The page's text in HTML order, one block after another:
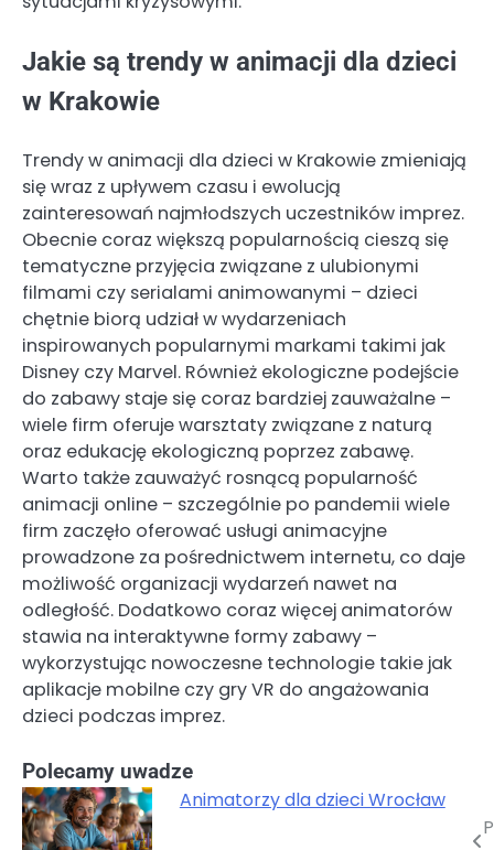
Jakie są trendy w animacji dla dzieci
w Krakowie
Trendy w animacji dla dzieci w Krakowie zmieniają
się wraz z upływem czasu i ewolucją
zainteresowań najmłodszych uczestników imprez.
Obecnie coraz większą popularnością cieszą się
tematyczne przyjęcia związane z ulubionymi
filmami czy serialami animowanymi – dzieci
chętnie biorą udział w wydarzeniach
inspirowanych popularnymi markami takimi jak
Disney czy Marvel. Również ekologiczne podejście
do zabawy staje się coraz bardziej zauważalne –
wiele firm oferuje warsztaty związane z naturą
oraz edukację ekologiczną poprzez zabawę.
Warto także zauważyć rosnącą popularność
animacji online – szczególnie po pandemii wiele
firm zaczęło oferować usługi animacyjne
prowadzone za pośrednictwem internetu, co daje
możliwość organizacji wydarzeń nawet na
odległość. Dodatkowo coraz więcej animatorów
stawia na interaktywne formy zabawy –
wykorzystując nowoczesne technologie takie jak
aplikacje mobilne czy gry VR do angażowania
dzieci podczas imprez.
Polecamy uwadze
Animatorzy dla dzieci Wrocław
Nawigacja